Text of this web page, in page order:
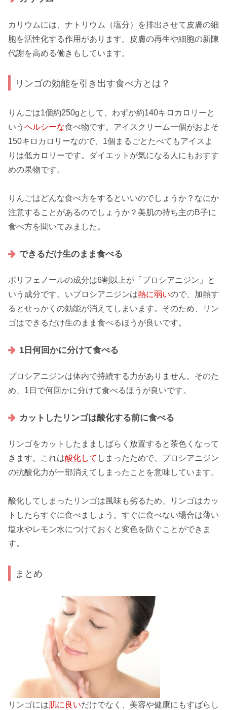
カリウムには、ナトリウム（塩分）を排出させて皮膚の細
胞を活性化する作用があります。皮膚の再生や細胞の新陳
代謝を高める働きもしています。
リンゴの効能を引き出す食べ方とは？
りんごは1個約250gとして、わずか約140キロカロリーと
いう ヘルシーな食べ物です。アイスクリーム一個がおよそ
150キロカロリーなので、1個まるごとたべてもアイスよ
りは低カロリーです。
ダイエット が気になる人にもおすす
めの果物です。
りんごはどんな食べ方をするといいのでしょうか？なにか
注意することがあるのでしょうか？美肌の持ち主のB子に
食べ方を聞いてみました。
できるだけ生のまま食べる
ポリフェノールの成分は6割以上が 「プロシアニジン」
と
いう成分です。いプロシアニジンは熱に弱いので、加熱す
るとせっかくの効能が消えてしまいます。そのため、リン
ゴはできるだけ生のまま 食べるほうが良いです。
1日何回かに分けて食べる
プロシアニジンは体内で持続する力がありません。そのた
め、1日で何回かに分けて食べるほうが良いです。
カットしたリンゴは酸化する前に食べる
リンゴをカットしたまましばらく放置すると茶色く なって
きます。これは酸化して しまったためで、プロシアニジン
の抗酸化力が一部消えてしまったことを意味しています。
酸化してしまったリンゴは風味も劣るため、リンゴはカッ
ト したらすぐに食べましょう。すぐに食べない場合は薄い
塩水やレモン水につけておくと変色を防ぐことができま
す。
まとめ
リンゴには肌に良いだけでなく、 美容や健康にもすばらし